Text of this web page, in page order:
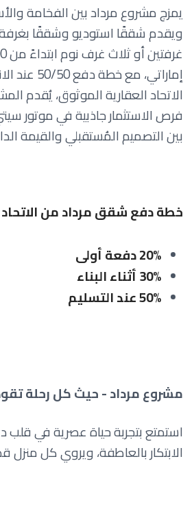
يمزج مشروع مرداد بين الفخامة
ويقدم شققًا استوديو وشققًا
إماراتي، مع
الاتحاد العقارية الموثوق، يُقدم
فرص الاستثمار جاذبية في موتور
بين التصميم المُستقبلي والقيمة
خطة دفعشقق مرداد من الاتحاد
20% دفعة أولى
30% أثناء البناء
50% عند التسليم
مشروع مرداد - حيث كل رحلة
استمتع بتجربة حياة عصرية في قلب
الابتكار بالعاطفة، ويروي كل